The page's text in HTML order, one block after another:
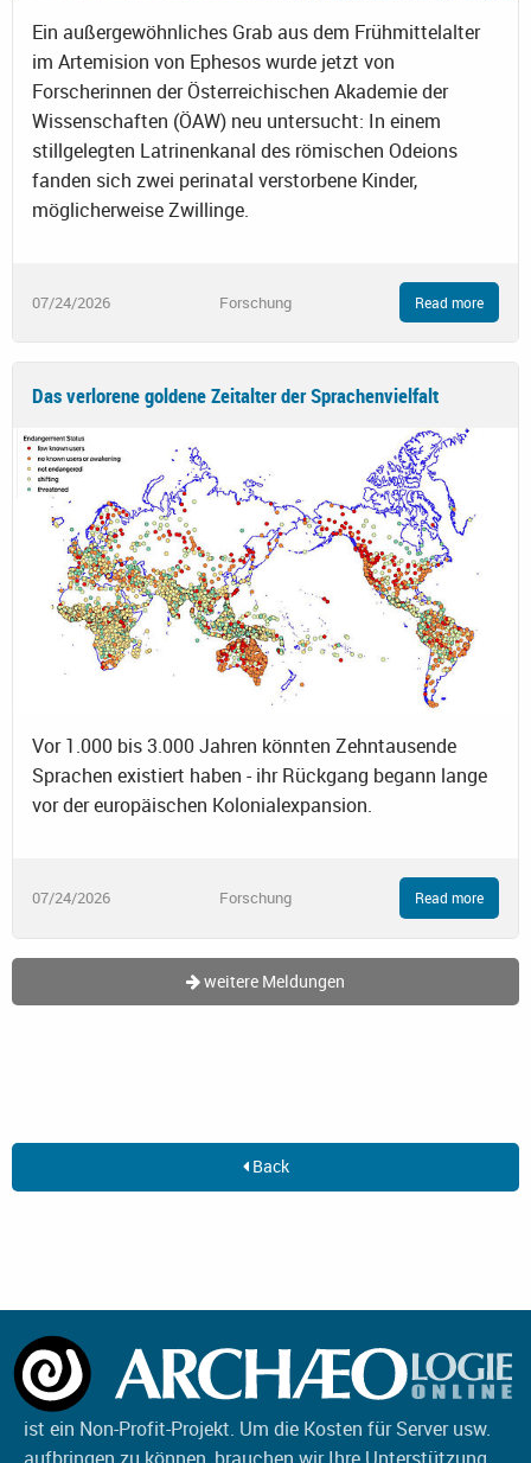
Ein außergewöhnliches Grab aus dem Frühmittelalter
im Artemision von Ephesos wurde jetzt von
Forscherinnen der Österreichischen Akademie der
Wissenschaften (ÖAW) neu untersucht: In einem
stillgelegten Latrinenkanal des römischen Odeions
fanden sich zwei perinatal verstorbene Kinder,
möglicherweise Zwillinge.
07/24/2026 Forschung Read more
Das verlorene goldene Zeitalter der Sprachenvielfalt
Vor 1.000 bis 3.000 Jahren könnten Zehntausende
Sprachen existiert haben - ihr Rückgang begann lange
vor der europäischen Kolonialexpansion.
07/24/2026 Forschung Read more
weitere Meldungen
Back
ist ein Non-Profit-Projekt. Um die Kosten für Server usw.